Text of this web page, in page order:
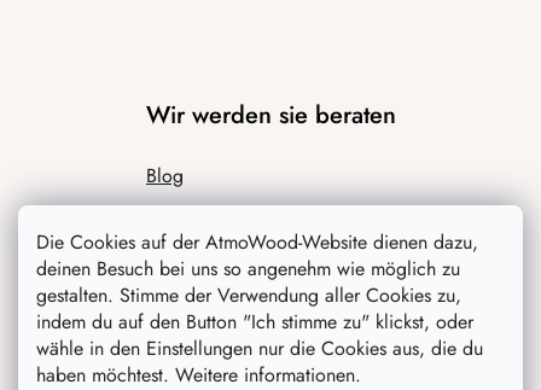
Die Cookies auf der AtmoWood-Website dienen dazu,
deinen Besuch bei uns so angenehm wie möglich zu
gestalten. Stimme der Verwendung aller Cookies zu,
indem du auf den Button "Ich stimme zu" klickst, oder
wähle in den Einstellungen nur die Cookies aus, die du
haben möchtest. Weitere informationen.
Wir werden sie beraten
Blog